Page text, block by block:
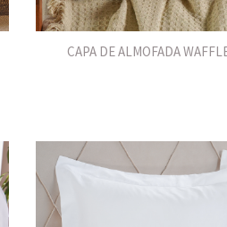
CAPA DE ALMOFADA